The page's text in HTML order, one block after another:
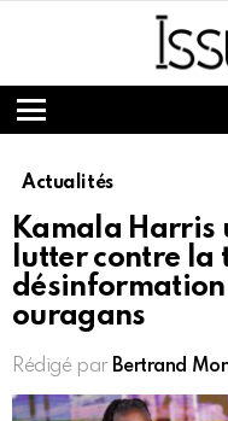
Menu
Actualités
Kamala Harris
lutter contre la
désinformation
ouragans
Rédigé par Bertrand